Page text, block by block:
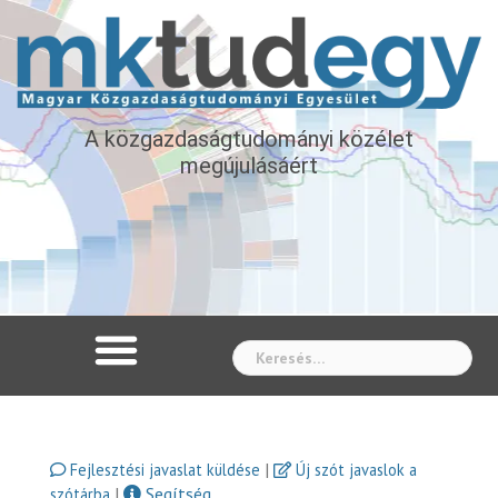
A közgazdaságtudományi közélet
megújulásáért
Fejlesztési javaslat küldése |
Új szót javaslok a
szótárba | Segítség